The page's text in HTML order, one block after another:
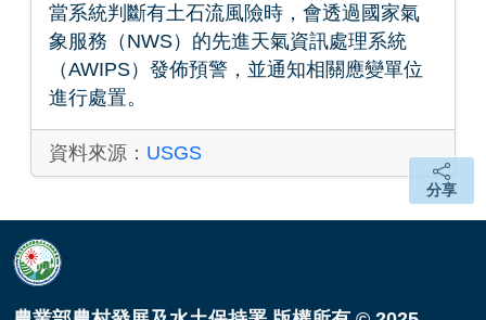
當系統判斷有土石流風險時，會透過國家氣
象服務（NWS）的先進天氣資訊處理系統
（AWIPS）發佈預警，並通知相關應變單位
進行處置。
資料來源： USGS
分享
分享